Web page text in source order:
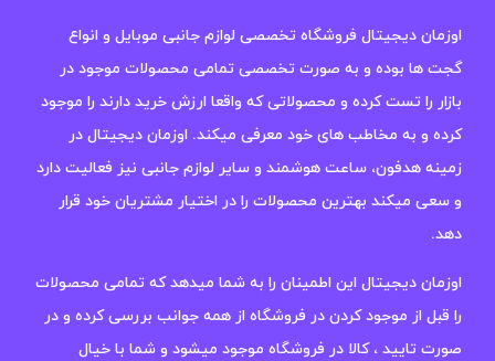
اوزمان دیجیتال فروشگاه تخصصی لوازم جانبی موبایل و انواع
گجت ها بوده و به صورت تخصصی تمامی محصولات موجود در
بازار را تست کرده و محصولاتی که واقعا ارزش خرید دارند را موجود
کرده و به مخاطب های خود معرفی میکند. اوزمان دیجیتال در
زمینه هدفون، ساعت هوشمند و سایر لوازم جانبی نیز فعالیت دارد
و سعی میکند بهترین محصولات را در اختیار مشتریان خود قرار
دهد.
اوزمان دیجیتال این اطمینان را به شما میدهد که تمامی محصولات
را قبل از موجود کردن در فروشگاه از همه جوانب بررسی کرده و در
صورت تایید ، کالا در فروشگاه موجود میشود و شما با خیال